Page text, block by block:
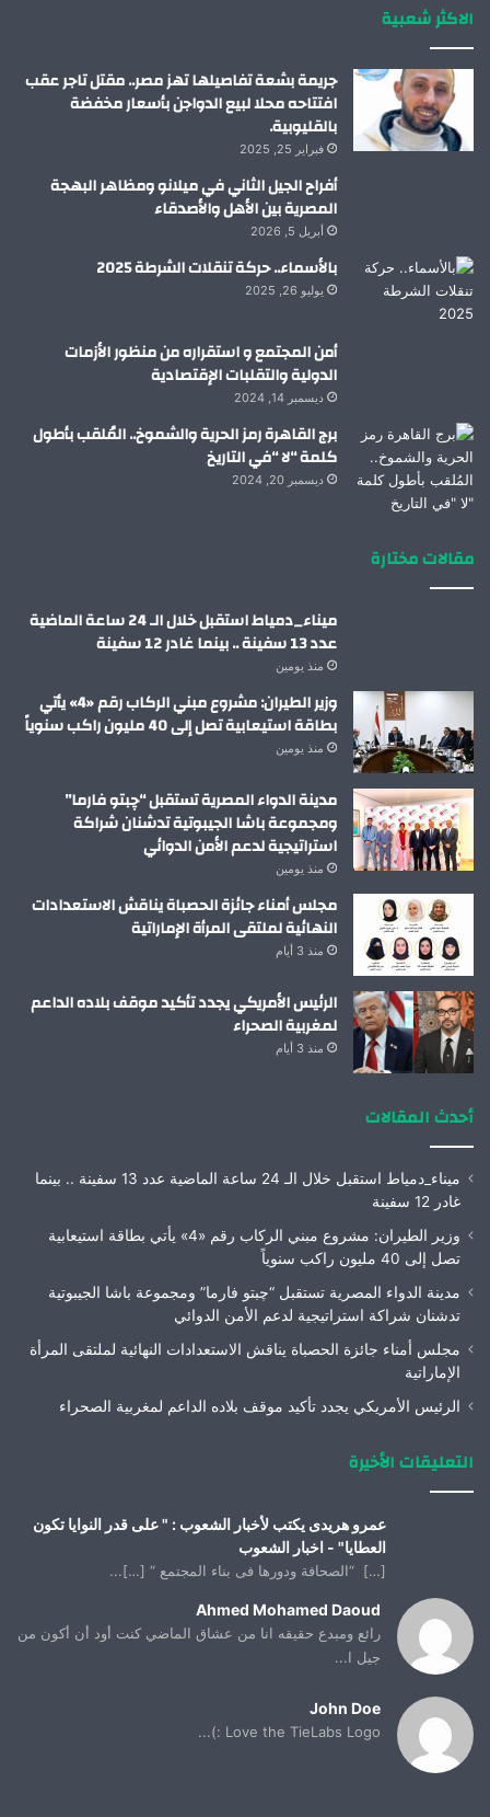
م
الاكثر شعبية
جريمة بشعة تفاصيلها تهز مصر.. مقتل تاجر عقب
افتتاحه محلا لبيع الدواجن بأسعار مخفضة
بالقليوبية.
فبراير 25, 2025
أفراح الجيل الثاني في ميلانو ومظاهر البهجة
المصرية بين الأهل والأصدقاء
أبريل 5, 2026
بالأسماء.. حركة تنقلات الشرطة 2025
يوليو 26, 2025
أمن المجتمع و استقراره من منظور الأزمات
الدولية والتقلبات الإقتصادية
ديسمبر 14, 2024
برج القاهرة رمز الحرية والشموخ.. المُلقب بأطول
كلمة “لا “في التاريخ
ديسمبر 20, 2024
مقالات مختارة
ميناء_دمياط استقبل خلال الـ 24 ساعة الماضية
عدد 13 سفينة .. بينما غادر 12 سفينة
منذ يومين
وزير الطيران: مشروع مبني الركاب رقم «4» يأتي
بطاقة استيعابية تصل إلى 40 مليون راكب سنوياً
منذ يومين
مدينة الدواء المصرية تستقبل “چبتو فارما”
ومجموعة باشا الجيبوتية تدشنان شراكة
استراتيجية لدعم الأمن الدوائي
منذ يومين
مجلس أمناء جائزة الحصباة يناقش الاستعدادات
النهائية لملتقى المرأة الإماراتية
منذ 3 أيام
الرئيس الأمريكي يجدد تأكيد موقف بلاده الداعم
لمغربية الصحراء
منذ 3 أيام
أحدث المقالات
ميناء_دمياط استقبل خلال الـ 24 ساعة الماضية عدد 13 سفينة .. بينما
غادر 12 سفينة
وزير الطيران: مشروع مبني الركاب رقم «4» يأتي بطاقة استيعابية
تصل إلى 40 مليون راكب سنوياً
مدينة الدواء المصرية تستقبل “چبتو فارما” ومجموعة باشا الجيبوتية
تدشنان شراكة استراتيجية لدعم الأمن الدوائي
مجلس أمناء جائزة الحصباة يناقش الاستعدادات النهائية لملتقى المرأة
الإماراتية
الرئيس الأمريكي يجدد تأكيد موقف بلاده الداعم لمغربية الصحراء
التعليقات الأخيرة
عمرو هريدى يكتب لأخبار الشعوب : " على قدر النوايا تكون
العطايا" - اخبار الشعوب
[…] “الصحافة ودورها فى بناء المجتمع “ […]...
Ahmed Mohamed Daoud
رائع ومبدع حقيقه انا من عشاق الماضي كنت أود أن أكون من
جيل ا...
John Doe
Love the TieLabs Logo :)...